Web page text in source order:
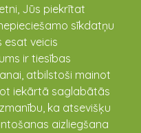
Jūs piekrītat
sīkdatņu
esat veicis
ir tiesības
atbilstoši mainot
iekārtā saglabātās
ka atsevišķu
aizliegšana